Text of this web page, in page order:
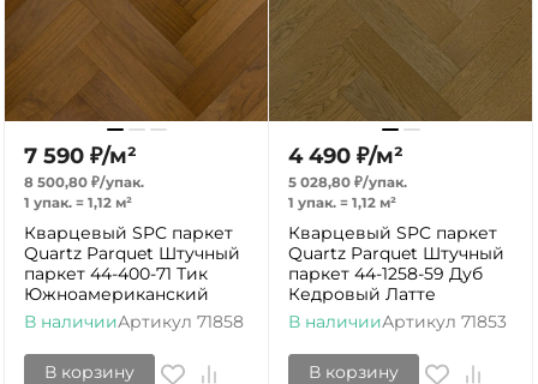
7 590 ₽/м²
8 500,80 ₽/упак.
1 упак. = 1,12 м²
Кварцевый SPC паркет
Quartz Parquet Штучный
паркет 44-400-71 Тик
Южноамериканский
В наличииАртикул 71858
В корзину
4 490 ₽/м²
5 028,80 ₽/упак.
1 упак. = 1,12 м²
Кварцевый SPC паркет
Quartz Parquet Штучный
паркет 44-1258-59 Дуб
Кедровый Латте
В наличииАртикул 71853
В корзину